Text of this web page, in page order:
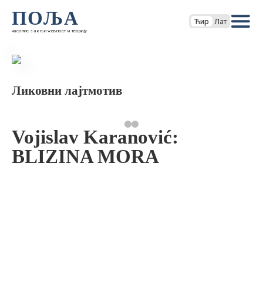
ПОЉА
часопис за књижевност и теорију
Ћир Лат
Ликовни лајтмотив
Vojislav Karanović:
BLIZINA MORA